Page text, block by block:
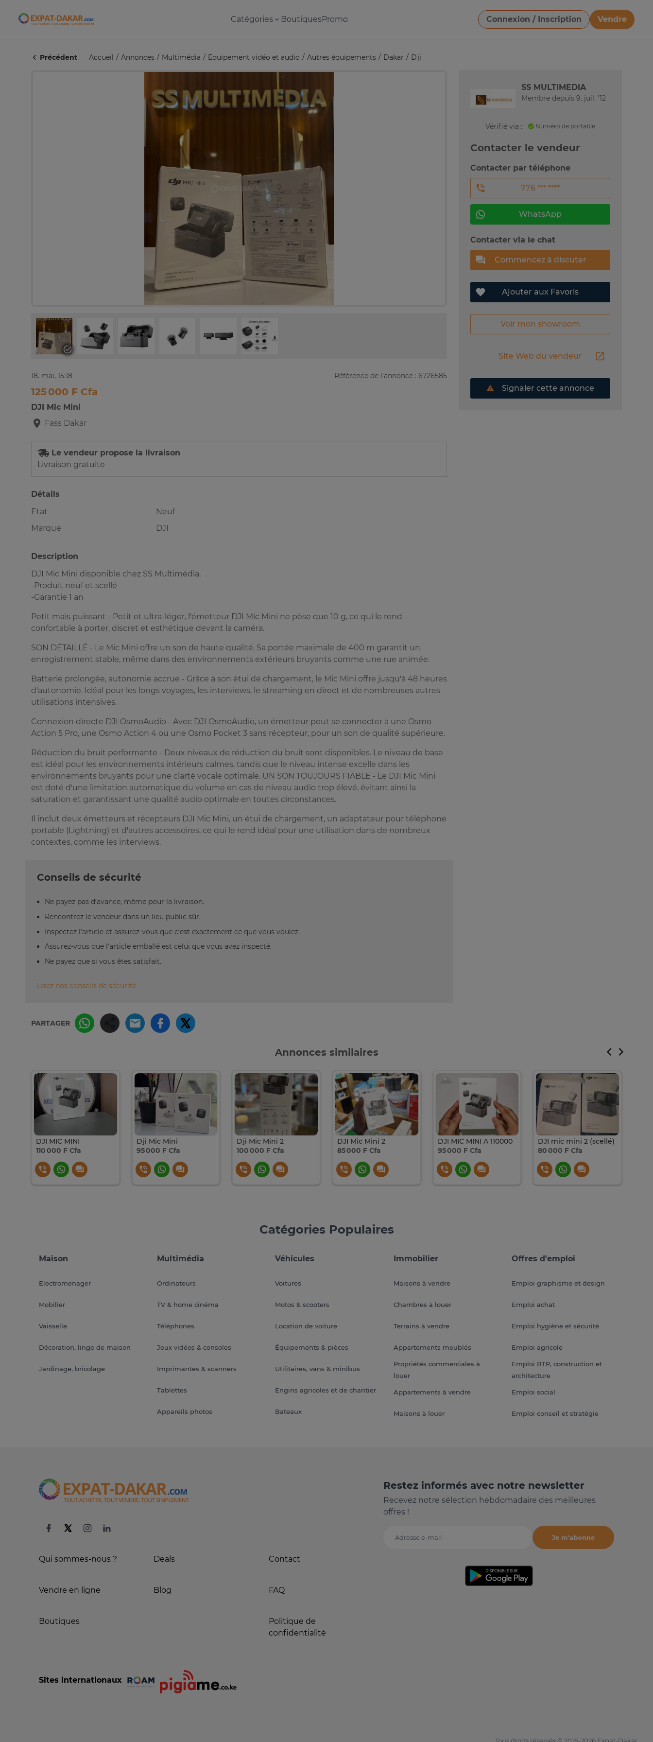
Expat-Dakar Catégories BoutiquesPromo Connexion / Inscription
Vendre
Télécharger une image
Précédent Accueil Annonces Multimédia Equipement vidéo et audio Autres équipements Dakar Dji
18. mai, 15:18 Référence de l'annonce : 6726585
125 000 F Cfa
DJI Mic Mini
Fass Dakar
Le vendeur propose la livraison
Livraison gratuite
Détails
Etat
Neuf
Marque
DJI
Description
DJI Mic Mini disponible chez SS Multimédia.
-Produit neuf et scellé
-Garantie 1 an
Petit mais puissant - Petit et ultra-léger, l'émetteur DJI Mic Mini ne pèse que 10 g, ce qui le rend
confortable à porter, discret et esthétique devant la caméra.
SON DÉTAILLÉ - Le Mic Mini offre un son de haute qualité. Sa portée maximale de 400 m garantit un
enregistrement stable, même dans des environnements extérieurs bruyants comme une rue animée.
Batterie prolongée, autonomie accrue - Grâce à son étui de chargement, le Mic Mini offre jusqu'à 48 heures
d'autonomie. Idéal pour les longs voyages, les interviews, le streaming en direct et de nombreuses autres
utilisations intensives.
Connexion directe DJI OsmoAudio - Avec DJI OsmoAudio, un émetteur peut se connecter à une Osmo
Action 5 Pro, une Osmo Action 4 ou une Osmo Pocket 3 sans récepteur, pour un son de qualité supérieure.
Réduction du bruit performante - Deux niveaux de réduction du bruit sont disponibles. Le niveau de base
est idéal pour les environnements intérieurs calmes, tandis que le niveau intense excelle dans les
environnements bruyants pour une clarté vocale optimale. UN SON TOUJOURS FIABLE - Le DJI Mic Mini
est doté d'une limitation automatique du volume en cas de niveau audio trop élevé, évitant ainsi la
saturation et garantissant une qualité audio optimale en toutes circonstances.
Il inclut deux émetteurs et récepteurs DJI Mic Mini, un étui de chargement, un adaptateur pour téléphone
portable (Lightning) et d'autres accessoires, ce qui le rend idéal pour une utilisation dans de nombreux
contextes, comme les interviews.
Conseils de sécurité
Ne payez pas d’avance, même pour la livraison.
Rencontrez le vendeur dans un lieu public sûr.
Inspectez l’article et assurez-vous que c’est exactement ce que vous voulez.
Assurez-vous que l’article emballé est celui que vous avez inspecté.
Ne payez que si vous êtes satisfait.
Lisez nos conseils de sécurité
PARTAGER
SS MULTIMEDIA
Membre depuis 9. juil. '12
Vérifié via : Numéro de portable
Contacter le vendeur
Contacter par téléphone
776 *** ****
WhatsApp
Contacter via le chat
Commencez à discuter
Ajouter aux Favoris
Voir mon showroom
Site Web du vendeur
Signaler cette annonce
Annonces similaires
DJI MIC MINI
110 000 F Cfa
Dji Mic Mini
95 000 F Cfa
Dji Mic Mini 2
100 000 F Cfa
DJI Mic Mini 2
85 000 F Cfa
DJI MIC MINI A 110000
95 000 F Cfa
DJI mic mini 2 (scellé)
80 000 F Cfa
Catégories Populaires
Maison
Electromenager
Mobilier
Vaisselle
Décoration, linge de maison
Jardinage, bricolage
Multimédia
Ordinateurs
TV & home cinéma
Téléphones
Jeux vidéos & consoles
Imprimantes & scanners
Tablettes
Appareils photos
Véhicules
Voitures
Motos & scooters
Location de voiture
Équipements & pièces
Utilitaires, vans & minibus
Engins agricoles et de chantier
Bateaux
Immobilier
Maisons à vendre
Chambres à louer
Terrains à vendre
Appartements meublés
Propriétés commerciales à
louer
Appartements à vendre
Maisons à louer
Offres d'emploi
Emploi graphisme et design
Emploi achat
Emploi hygiène et sécurité
Emploi agricole
Emploi BTP, construction et
architecture
Emploi social
Emploi conseil et stratégie
Qui sommes-nous ?
Vendre en ligne
Boutiques
Deals
Blog
Contact
FAQ
Politique de
confidentialité
Restez informés avec notre newsletter
Recevez notre sélection hebdomadaire des meilleures
offres !
Adresse e-mail
Je m'abonne
Sites internationaux
Tous droits réservés © 2016-2026 Expat-Dakar